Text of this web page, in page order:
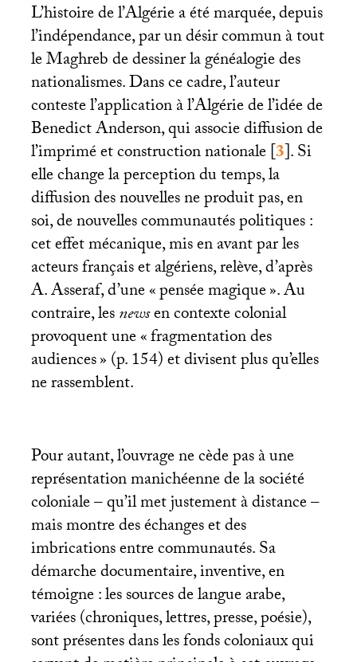
L’histoire de l’Algérie a été marquée, depuis
l’indépendance, par un désir commun à tout
le Maghreb de dessiner la généalogie des
nationalismes. Dans ce cadre, l’auteur
conteste l’application à l’Algérie de l’idée de
Benedict Anderson, qui associe diffusion de
l’imprimé et construction nationale[3]. Si
elle change la perception du temps, la
diffusion des nouvelles ne produit pas, en
soi, de nouvelles communautés politiques :
cet effet mécanique, mis en avant par les
acteurs français et algériens, relève, d’après
A. Asseraf, d’une «pensée magique». Au
contraire, lesnewsen contexte colonial
provoquent une «fragmentation des
audiences» (p. 154) et divisent plus qu’elles
ne rassemblent.
Pour autant, l’ouvrage ne cède pas à une
représentation manichéenne de la société
coloniale – qu’il met justement à distance –
mais montre des échanges et des
imbrications entre communautés. Sa
démarche documentaire, inventive, en
témoigne : les sources de langue arabe,
variées (chroniques, lettres, presse, poésie),
sont présentes dans les fonds coloniaux qui